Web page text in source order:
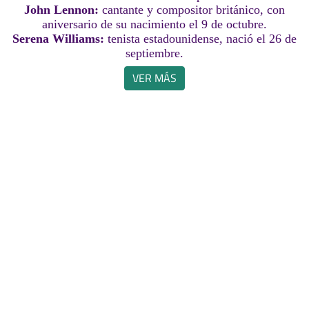
John Lennon: cantante y compositor británico, con
aniversario de su nacimiento el 9 de octubre.
Serena Williams: tenista estadounidense, nació el 26 de
septiembre.
VER MÁS